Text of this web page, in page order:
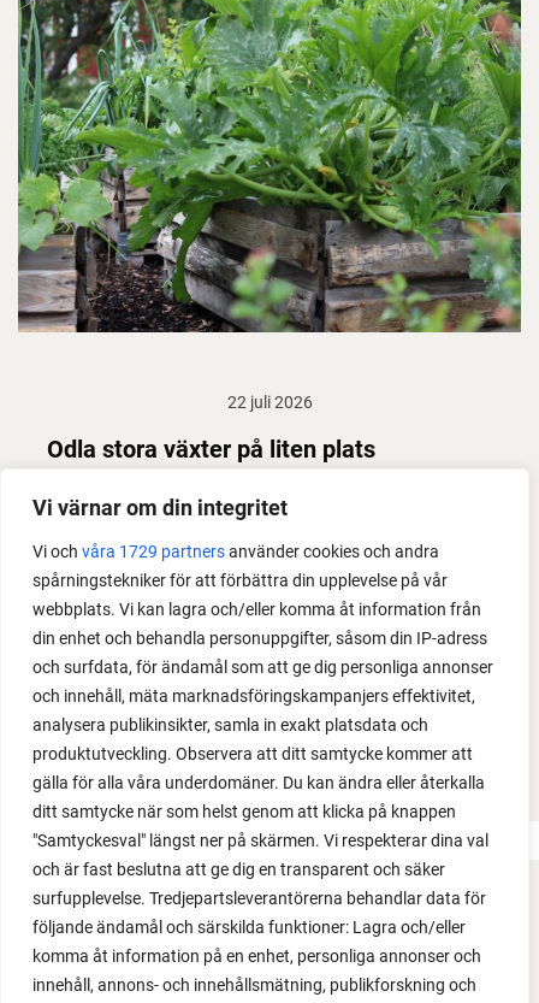
Vi värnar om din integritet
Vi och våra 1729 partnersanvänder cookies och andra
spårningstekniker för att förbättra din upplevelse på vår
webbplats. Vi kan lagra och/eller komma åt information från
din enhet och behandla personuppgifter, såsom din IP-adress
och surfdata, för ändamål som att ge dig personliga annonser
och innehåll, mäta marknadsföringskampanjers effektivitet,
analysera publikinsikter, samla in exakt platsdata och
produktutveckling. Observera att ditt samtycke kommer att
gälla för alla våra underdomäner. Du kan ändra eller återkalla
ditt samtycke när som helst genom att klicka på knappen
"Samtyckesval" längst ner på skärmen. Vi respekterar dina val
och är fast beslutna att ge dig en transparent och säker
surfupplevelse. Tredjepartsleverantörerna behandlar data för
följande ändamål och särskilda funktioner: Lagra och/eller
komma åt information på en enhet, personliga annonser och
innehåll, annons- och innehållsmätning, publikforskning och
22 juli 2026
Odla stora växter på liten plats
Med det här smarta knepet kan du odla också stora
Perfekt om du vill odla mycket i på liten yta.
FACEBOOK
YOUTUBE